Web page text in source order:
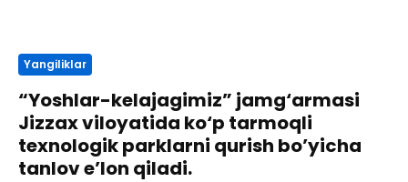
Yangiliklar
“Yoshlar-kelajagimiz” jamg‘armasi
Jizzax viloyatida ko‘p tarmoqli
texnologik parklarni qurish bo’yicha
tanlov e’lon qiladi.